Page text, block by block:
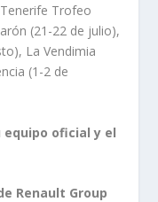
Trofeo
(21-22 de julio),
La Vendimia
(1-2 de
oficial y el
Renault Group